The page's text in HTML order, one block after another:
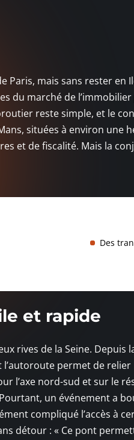
mais sans rester en
du marché de
reste simple, et le
situées à environ
et de fiscalité. Mais la
Des
et rapide
rives de la Seine.
permet de relier
l’axe nord-sud et sur le
un événement a
compliqué l’accès à
détour : « Ce pont